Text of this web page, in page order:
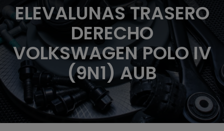
ELEVALUNAS TRASERO
DERECHO
VOLKSWAGEN POLO IV
(9N1) AUB